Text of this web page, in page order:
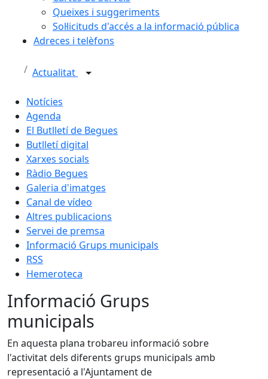
Queixes i suggeriments
Sol·licituds d'accés a la informació pública
Adreces i telèfons
Actualitat
Notícies
Agenda
El Butlletí de Begues
Butlletí digital
Xarxes socials
Ràdio Begues
Galeria d'imatges
Canal de vídeo
Altres publicacions
Servei de premsa
Informació Grups municipals
RSS
Hemeroteca
Informació Grups
municipals
En aquesta plana trobareu informació sobre
l'activitat dels diferents grups municipals amb
representació a l'Ajuntament de